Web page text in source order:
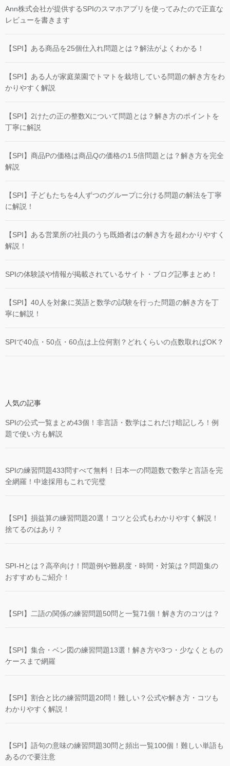
Ann株式会社が提供するSPIのスマホアプリを使ってみたので正直な
レビューを書きます
【SPI】ある商品を25個仕入れ問題とは？解法がよくわかる！
【SPI】ある人が家庭菜園でトマトを栽培している問題の解き方をわ
かりやすく解説
【SPI】2けたの正の整数Xについて問題とは？解き方のポイントを
丁寧に解説
【SPI】商品Pの価格は商品Qの価格の1.5倍問題とは？解き方を完全
解説
【SPI】子どもたちを4人ずつのグループに分ける問題の解法を丁寧
に解説！
【SPI】ある営業所の社員のうち既婚者はの解き方を超わかりやすく
解説！
SPIの体験談や情報が掲載されているサイト・ブログ記事まとめ！
【SPI】40人を対象に英語と数学の試験を行った問題の解き方を丁
寧に解説！
SPIで40点・50点・60点は上位何割？どれくらいの点数取ればOK？
人気の記事
SPIの公式一覧まとめ43個！非言語・数学はこれだけ暗記しろ！例
題で使い方も解説
SPIの練習問題433問すべて無料！日本一の問題数で数学と言語を完
全網羅！中途採用もこれで完璧
【SPI】損益算の練習問題20選！コツと公式もわかりやすく解説！
捨てるのはあり？
SPI-Hとは？高卒向け！問題例や難易度・時間・対策は？問題集の
おすすめもご紹介！
【SPI】二語の関係の練習問題50問と一覧71個！解き方のコツは？
【SPI】集合・ベン図の練習問題13選！解き方や3つ・少なくともの
ケースまで網羅
【SPI】割合と比の練習問題20問！難しい？公式や解き方・コツも
わかりやすく解説！
【SPI】語句の意味の練習問題30問と頻出一覧100個！難しい単語も
あるので要注意